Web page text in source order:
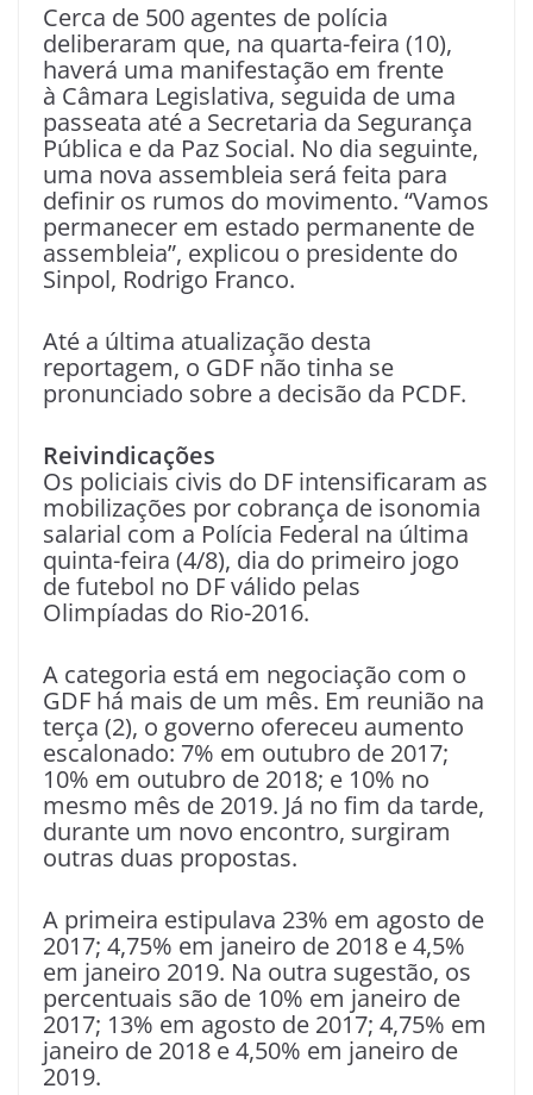
Cerca de 500 agentes de polícia
deliberaram que, na quarta-feira (10),
haverá uma manifestação em frente
à Câmara Legislativa, seguida de uma
passeata até a Secretaria da Segurança
Pública e da Paz Social. No dia seguinte,
uma nova assembleia será feita para
definir os rumos do movimento. “Vamos
permanecer em estado permanente de
assembleia”, explicou o presidente do
Sinpol, Rodrigo Franco.
Até a última atualização desta
reportagem, o GDF não tinha se
pronunciado sobre a decisão da PCDF.
Reivindicações
Os policiais civis do DF intensificaram as
mobilizações por cobrança de isonomia
salarial com a Polícia Federal na última
quinta-feira (4/8), dia do primeiro jogo
de futebol no DF válido pelas
Olimpíadas do Rio-2016.
A categoria está em negociação com o
GDF há mais de um mês. Em reunião na
terça (2), o governo ofereceu aumento
escalonado: 7% em outubro de 2017;
10% em outubro de 2018; e 10% no
mesmo mês de 2019. Já no fim da tarde,
durante um novo encontro, surgiram
outras duas propostas.
A primeira estipulava 23% em agosto de
2017; 4,75% em janeiro de 2018 e 4,5%
em janeiro 2019. Na outra sugestão, os
percentuais são de 10% em janeiro de
2017; 13% em agosto de 2017; 4,75% em
janeiro de 2018 e 4,50% em janeiro de
2019.